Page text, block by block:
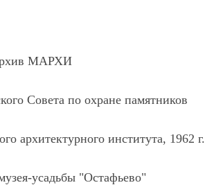
МАРХИ
Совета по охране памятников
архитектурного института, 1962 г.
усадьбы "Остафьево"